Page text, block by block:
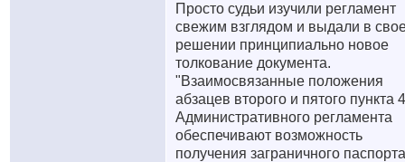
Просто судьи изучили регламент
свежим взглядом и выдали в
решении принципиально новое
толкование документа.
"Взаимосвязанные положения
абзацев второго и пятого пункта 4
Административного регламента
обеспечивают возможность
получения заграничного